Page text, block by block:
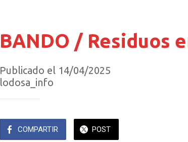
BANDO / Residuos
Publicado el 14/04/2025
lodosa_info
COMPARTIR POST